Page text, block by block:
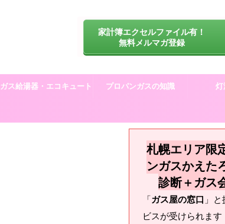
家計簿エクセルファイル有！
無料メルマガ登録
ガス給湯器・エコキュート プロパンガスの知識 灯
札幌エリア限
ンガスかえた
診断＋ガス
「ガス屋の窓口 」
ビスが受けられま